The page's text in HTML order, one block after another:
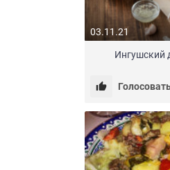
03.11.21
Ингушский